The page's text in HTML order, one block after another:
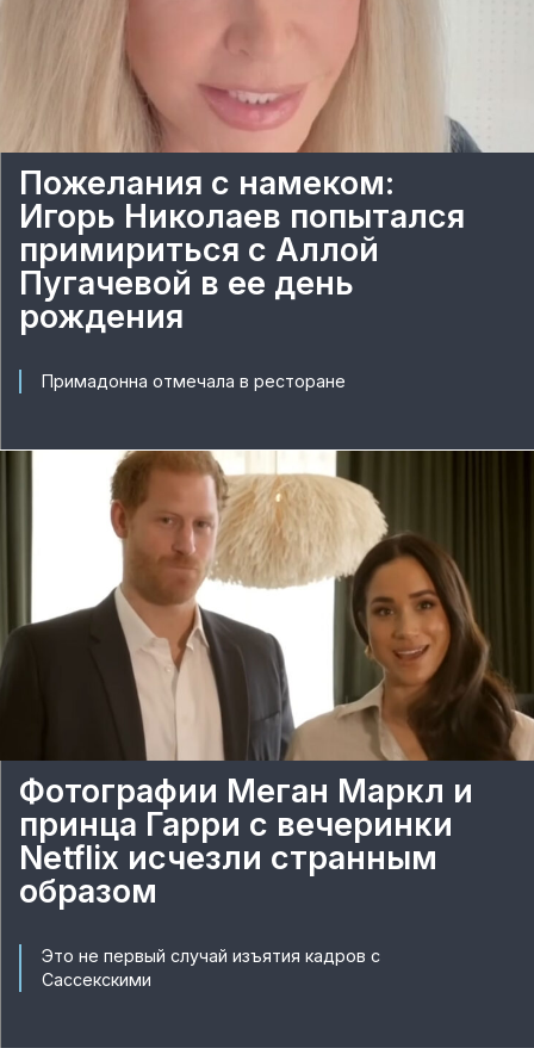
Пожелания с намеком:
Игорь Николаев попытался
примириться с Аллой
Пугачевой в ее день
рождения
Примадонна отмечала в ресторане
Фотографии Меган Маркл и
принца Гарри с вечеринки
Netflix исчезли странным
образом
Это не первый случай изъятия кадров с
Сассекскими